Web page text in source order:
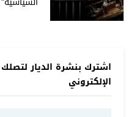
اشترك بنشرة الديار لتصلك
الإلكتروني